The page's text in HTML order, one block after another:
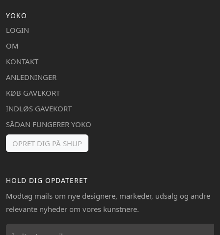
YOKO
LOGIN
OM
KONTAKT
ANLEDNINGER
KØB GAVEKORT
INDLØS GAVEKORT
SÅDAN FUNGERER YOKO
OPRET DIG PÅ SHUP
HOLD DIG OPDATERET
Modtag mails om nye designere, markeder, udsalg og andre
relevante nyheder om vores kunstnere.